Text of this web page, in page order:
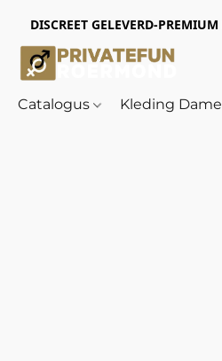
DISCREET GELEVERD-
Catalogus Kleding